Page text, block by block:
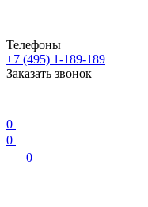
Телефоны
+7 (495) 1-189-189
Заказать звонок
0
0
0